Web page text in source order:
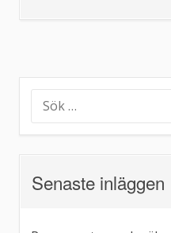
efter:
Senaste inläggen